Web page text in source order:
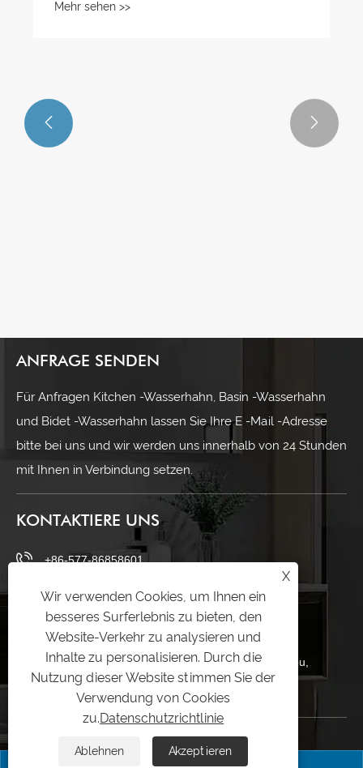
 
ANFRAGE SENDEN
Für Anfragen Kitchen -Wasserhahn, Basin -Wasserhahn
und Bidet -Wasserhahn lassen Sie Ihre E -Mail -Adresse
bitte bei uns und wir werden uns innerhalb von 24 Stunden
mit Ihnen in Verbindung setzen.
KONTAKTIERE UNS
+86-577-86858601
+86-13588827519
Haigong Avenue, Distrikt Longwan, Stadt Wenzhou,
Provinz Zhejiang, China
X
Wir verwenden Cookies, um Ihnen ein
besseres Surferlebnis zu bieten, den
Website-Verkehr zu analysieren und
Inhalte zu personalisieren. Durch die
Nutzung dieser Website stimmen Sie der
Verwendung von Cookies
zu.Datenschutzrichtlinie
Ablehnen Akzeptieren